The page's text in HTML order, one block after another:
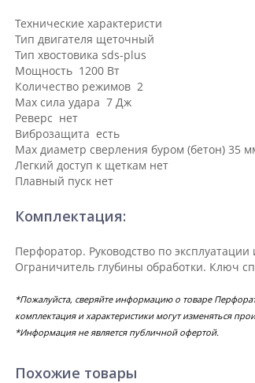
Технические характеристи
Тип двигателя щеточный
Тип хвостовика sds-plus
Мощность 1200 Вт
Количество режимов 2
Max сила удара 7 Дж
Реверс нет
Виброзащита есть
Max диаметр сверления буром (бетон) 35
Легкий доступ к щеткам нет
Плавный пуск нет
Комплектация:
Перфоратор. Руководство по
Ограничитель глубины обработки. Ключ
*Пожалуйста, сверяйте информацию о товаре
комплектация и характеристики могут изменяться
*Информация не является публичной офертой.
Похожие товары